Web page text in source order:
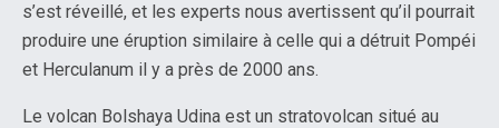
s’est réveillé, et les experts nous avertissent qu’il pourrait
produire une éruption similaire à celle qui a détruit Pompéi
et Herculanum il y a près de 2000 ans.
Le volcan Bolshaya Udina est un stratovolcan situé au